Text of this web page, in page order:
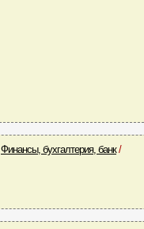
Финансы, бухгалтерия, банк/